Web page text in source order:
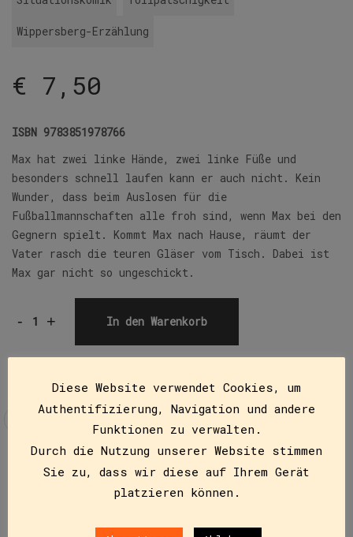
Wippersberg-Erzählung
€ 7,50
ISBN 9783851978766
Max hat zwei linke Hände, zwei linke Füße und
besonders schnell laufen kann er auch nicht. Kein
Wunder, dass beim Auslosen für die
Fußballmannschaften alle froh sind, wenn Max bei den
Gegnern spielt. Kommt Max nach Hause, räumt der
Vater rasch die teuren Gläser vom Tisch. Dabei ist
Max gar nicht so ungeschickt.
- + In den Warenkorb
Beschreibung
Diese Website verwendet Cookies, um
Authentifizierung, Navigation und andere
Funktionen zu verwalten.
Durch die Nutzung unserer Website stimmen
Sie zu, dass wir diese auf Ihrem Gerät
platzieren können.